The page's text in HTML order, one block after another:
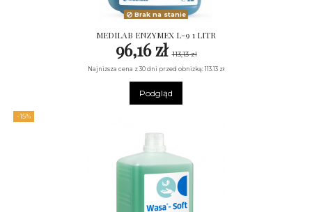
Brak na stanie
MEDILAB ENZYMEX L-9 1 LITR
96,16 zł113,13 zł
Najniższa cena z 30 dni przed obniżką: 113.13 zł
Podgląd
-15%